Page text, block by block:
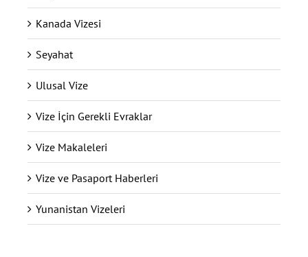
Kanada Vizesi
Seyahat
Ulusal Vize
Vize İçin Gerekli Evraklar
Vize Makaleleri
Vize ve Pasaport Haberleri
Yunanistan Vizeleri